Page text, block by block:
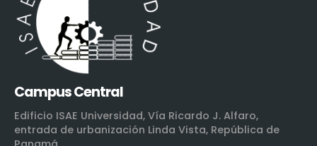
Campus Central
Edificio ISAE Universidad, Vía Ricardo J. Alfaro,
entrada de urbanización Linda Vista, República de